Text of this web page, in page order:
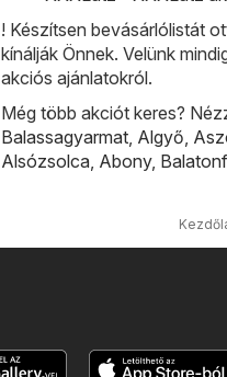
! Készítsen bevásárlólistát
kínálják Önnek. Velünk
akciós ajánlatokról.
Még több akciót keres?
Balassagyarmat Algyő
Alsózsolca Abony,